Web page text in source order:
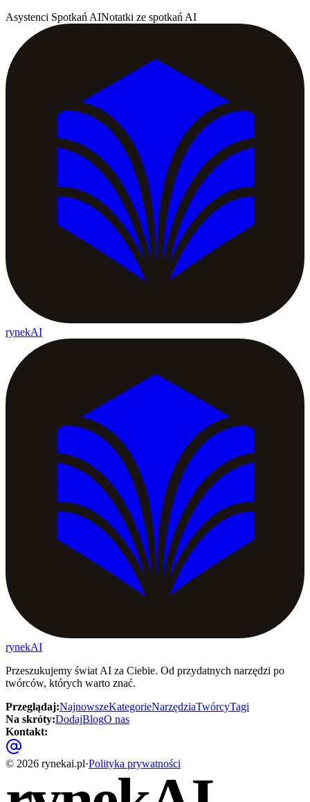
Asystenci Spotkań AINotatki ze spotkań AI
rynekAI
rynekAI
Przeszukujemy świat AI za Ciebie. Od przydatnych narzędzi po
twórców, których warto znać.
Przeglądaj:NajnowszeKategorieNarzędziaTwórcyTagi
Na skróty:DodajBlogO nas
Kontakt:
© 2026 rynekai.pl·Polityka prywatności